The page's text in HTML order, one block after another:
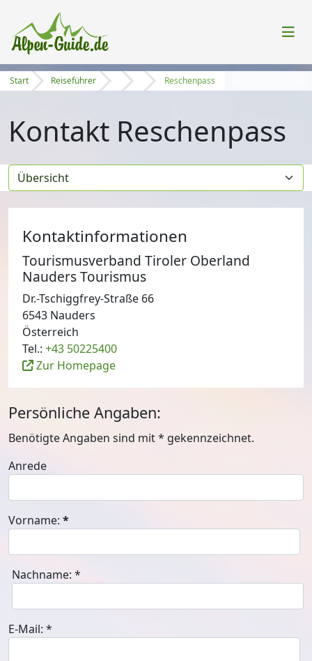
Start Reiseführer Reschenpass
Kontakt Reschenpass
Persönliche Angaben:
Benötigte Angaben sind mit* gekennzeichnet.
Anrede
Vorname: *
Nachname: *
E-Mail: *
Kontaktinformationen
Tourismusverband Tiroler Oberland
Nauders Tourismus
Dr.-Tschiggfrey-Straße 66
6543 Nauders
Österreich
Tel.: +43 50225400
Zur Homepage